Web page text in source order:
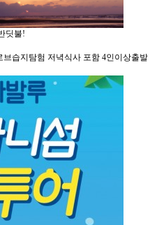
딧불!
습지탐험 저녁식사 포함 4인이상출발